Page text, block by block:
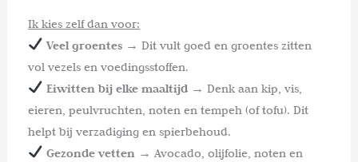
Ik kies zelf dan voor:
Veel groentes→ Dit vult goed en groentes zitten
vol vezels en voedingsstoffen.
Eiwitten bij elke maaltijd→ Denk aan kip, vis,
eieren, peulvruchten, noten en tempeh (of tofu). Dit
helpt bij verzadiging en spierbehoud.
Gezonde vetten → Avocado, olijfolie, noten en